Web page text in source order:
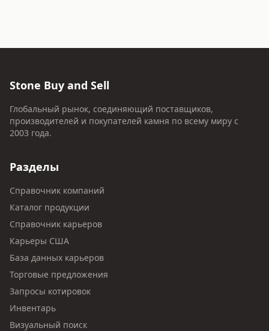
Stone Buy and Sell
Глобальный рынок, соединяющий поставщиков,
производителей и покупателей камня по всему миру с
2003 года.
Разделы
Справочник компаний
Каталог продукции
Справочник карьеров
Карьеры США
База данных карьеров
Торговые предложения
Запросы котировок
Инвентарь
Визуальный поиск